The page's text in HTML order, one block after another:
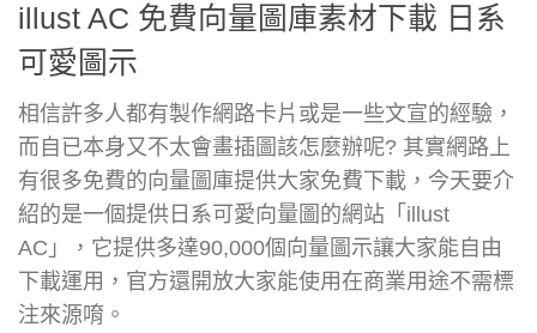
illust AC 免費向量圖庫素材下載 日系
可愛圖示
相信許多人都有製作網路卡片或是一些文宣的經驗，
而自已本身又不太會畫插圖該怎麼辦呢? 其實網路上
有很多免費的向量圖庫提供大家免費下載，今天要介
紹的是一個提供日系可愛向量圖的網站「illust
AC」，它提供多達90,000個向量圖示讓大家能自由
下載運用，官方還開放大家能使用在商業用途不需標
注來源唷。